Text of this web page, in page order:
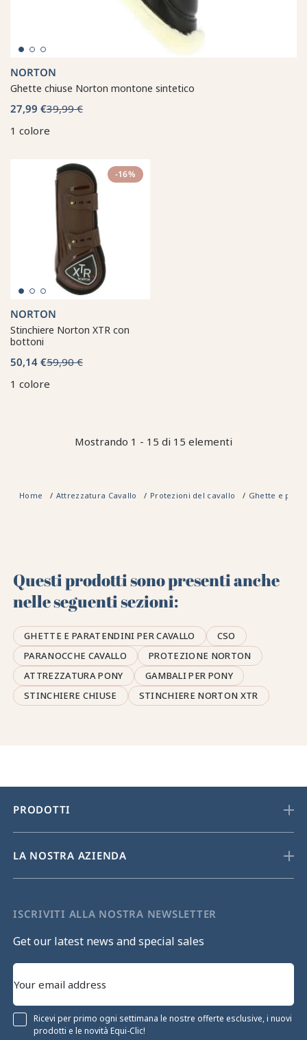
NORTON
Ghette chiuse Norton montone sintetico
27,99 €39,99 €
1 colore
-16%
NORTON
Stinchiere Norton XTR con
bottoni
50,14 €59,90 €
1 colore
Mostrando 1 - 15 di 15 elementi
Home Attrezzatura Cavallo Protezioni del cavallo Ghette e
Questi prodotti sono presenti anche
nelle seguenti sezioni:
GHETTE E PARATENDINI PER CAVALLO
CSO
PARANOCCHE CAVALLO
PROTEZIONE NORTON
ATTREZZATURA PONY
GAMBALI PER PONY
STINCHIERE CHIUSE
STINCHIERE NORTON XTR
PRODOTTI
LA NOSTRA AZIENDA
ISCRIVITI ALLA NOSTRA NEWSLETTER
Get our latest news and special sales
Ricevi per primo ogni settimana le nostre offerte esclusive, i nuovi
prodotti e le novità Equi-Clic!